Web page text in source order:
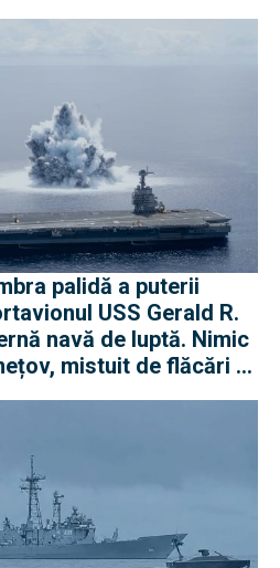
palidă a puterii
USS Gerald R.
navă de luptă. Nimic
mistuit de flăcări și